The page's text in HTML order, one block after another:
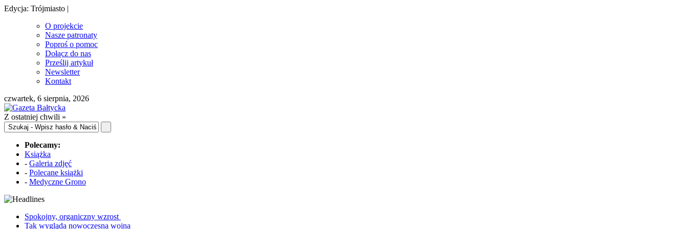
Edycja: Trójmiasto |
O projekcie
Nasze patronaty
Poproś o pomoc
Dołącz do nas
Prześlij artykuł
Newsletter
Kontakt
czwartek, 6 sierpnia, 2026
Z ostatniej chwili »
Polecamy:
Książka
- Galeria zdjęć
- Polecane książki
- Medyczne Grono
Spokojny, organiczny wzrost
Tak wygląda nowoczesna wojna